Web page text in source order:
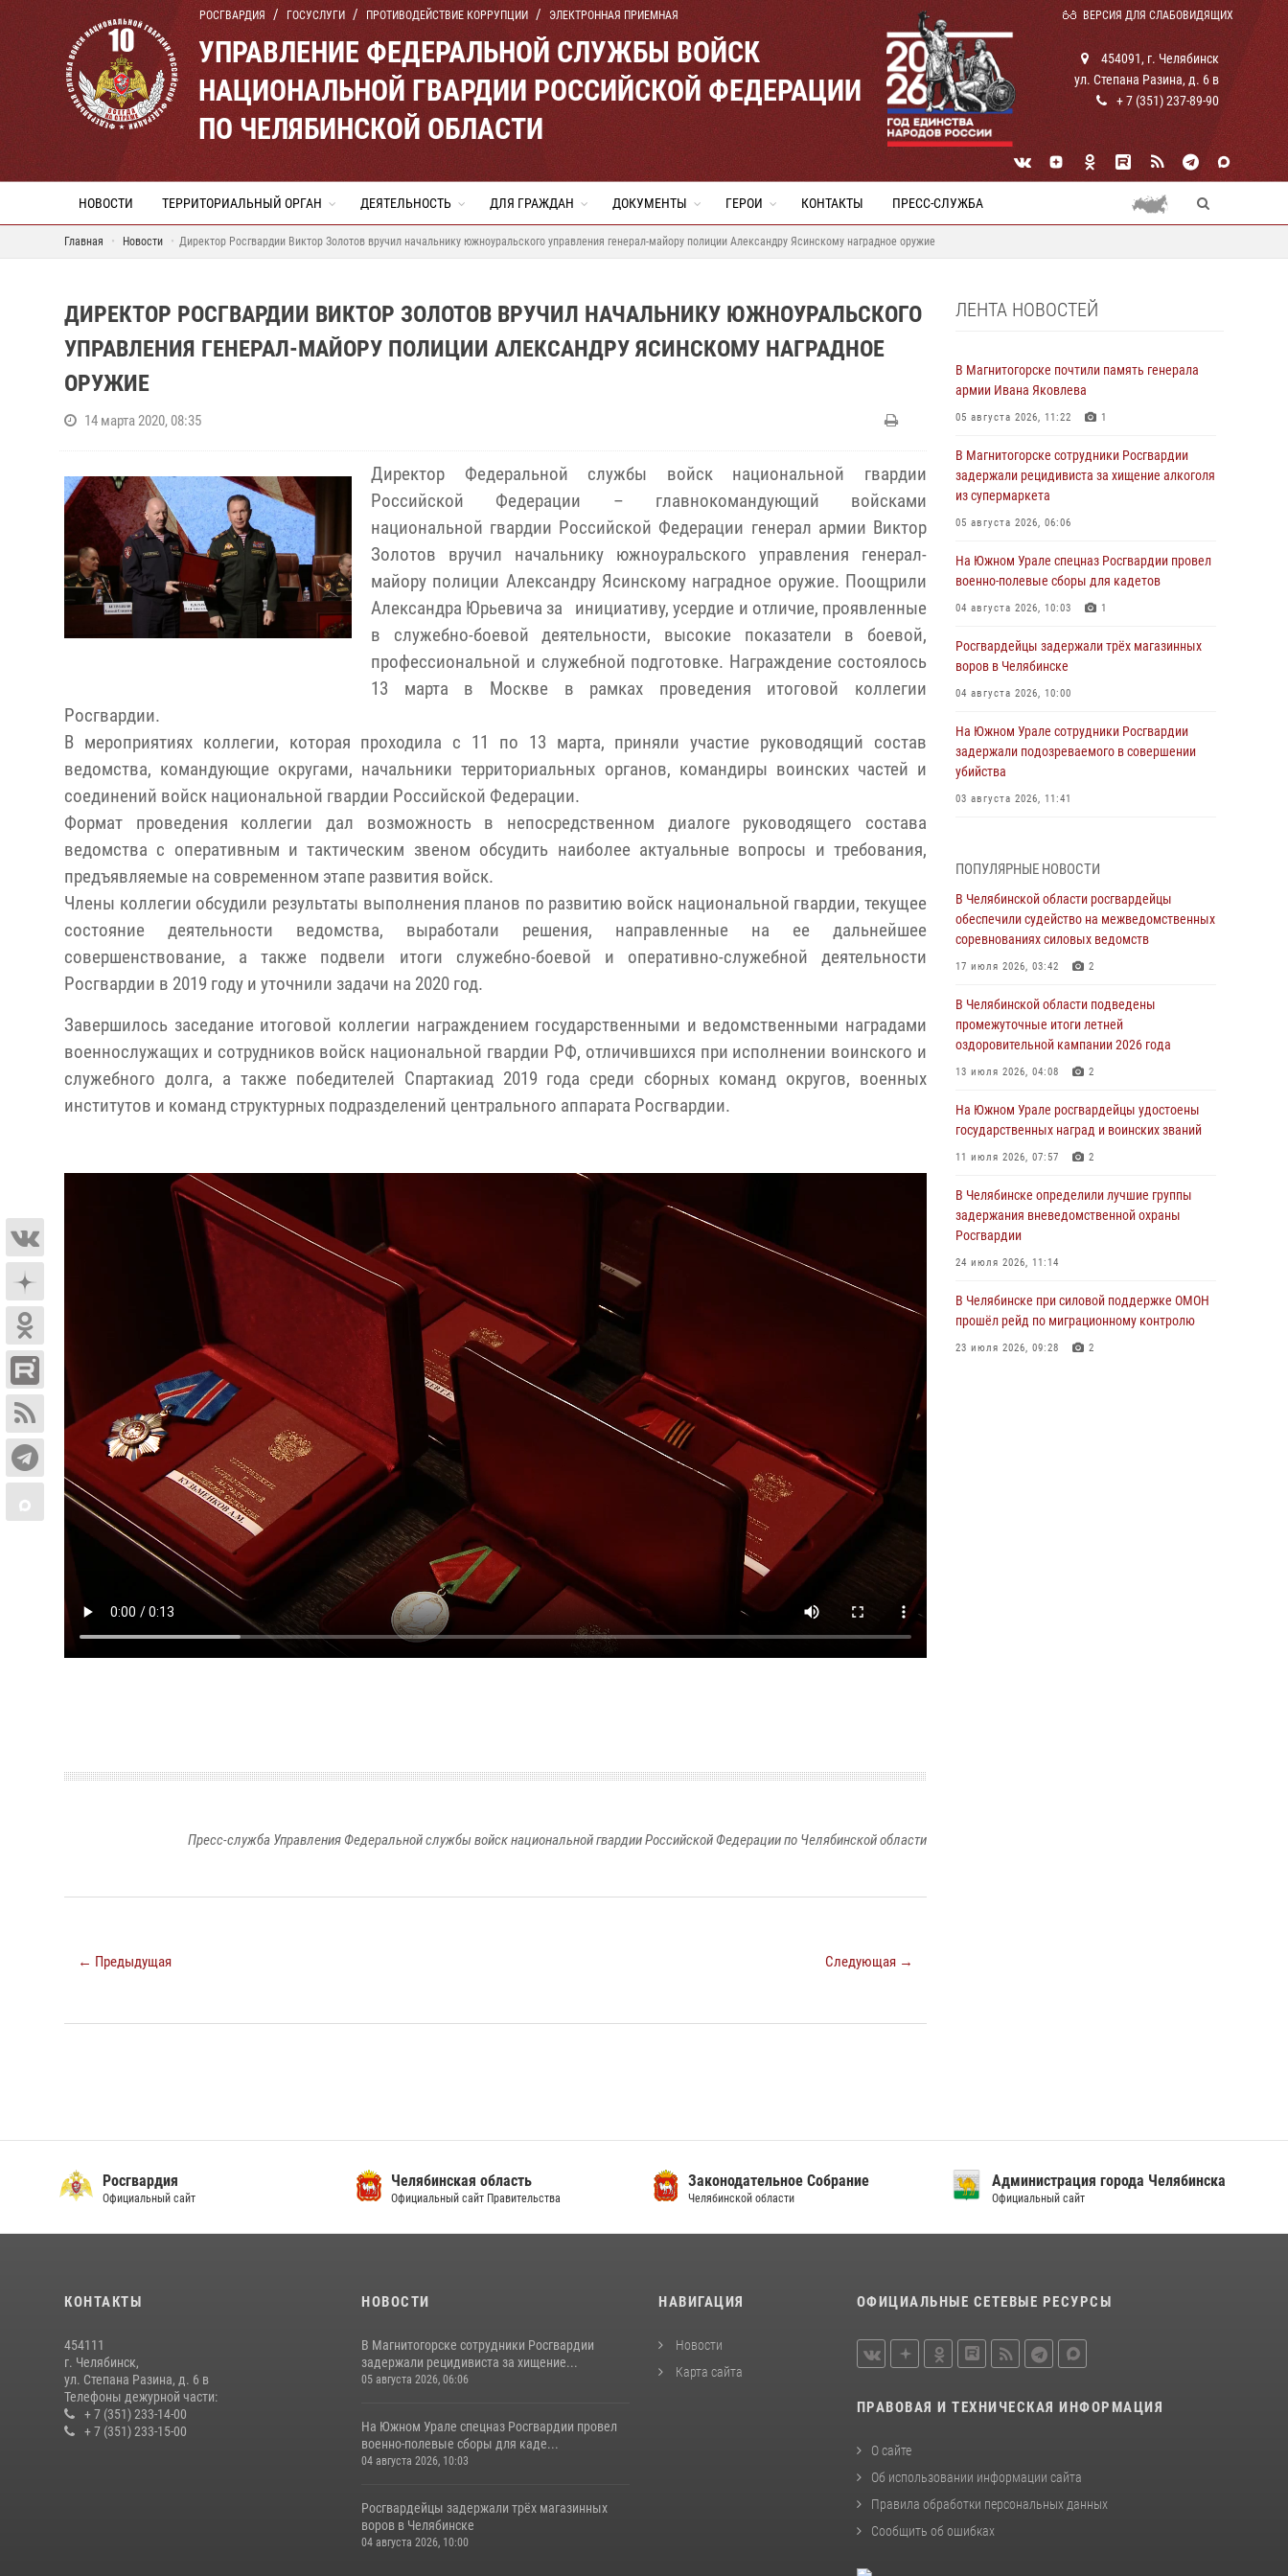
РОСГВАРДИЯ ГОСУСЛУГИ ПРОТИВОДЕЙСТВИЕ КОРРУПЦИИ ЭЛЕКТРОННАЯ ПРИЕМНАЯ ВЕРСИЯ ДЛЯ СЛАБОВИДЯЩИХ
УПРАВЛЕНИЕ ФЕДЕРАЛЬНОЙ СЛУЖБЫ ВОЙСК
НАЦИОНАЛЬНОЙ ГВАРДИИ РОССИЙСКОЙ ФЕДЕРАЦИИ
ПО ЧЕЛЯБИНСКОЙ ОБЛАСТИ
454091, г. Челябинск
ул. Степана Разина, д. 6 в
+ 7 (351) 237-89-90
НОВОСТИ ТЕРРИТОРИАЛЬНЫЙ ОРГАН ДЕЯТЕЛЬНОСТЬ ДЛЯ ГРАЖДАН ДОКУМЕНТЫ ГЕРОИ КОНТАКТЫ ПРЕСС-СЛУЖБА
Главная Новости Директор Росгвардии Виктор Золотов вручил начальнику южноуральского управления генерал-майору полиции Александру Ясинскому наградное оружие
ДИРЕКТОР РОСГВАРДИИ ВИКТОР ЗОЛОТОВ ВРУЧИЛ НАЧАЛЬНИКУ ЮЖНОУРАЛЬСКОГО
УПРАВЛЕНИЯ ГЕНЕРАЛ-МАЙОРУ ПОЛИЦИИ АЛЕКСАНДРУ ЯСИНСКОМУ НАГРАДНОЕ
ОРУЖИЕ
14 марта 2020, 08:35
Директор Федеральной службы войск национальной гвардии
Российской Федерации – главнокомандующий войсками
национальной гвардии Российской Федерации генерал армии Виктор
Золотов вручил начальнику южноуральского управления генерал-
майору полиции Александру Ясинскому наградное оружие. Поощрили
Александра Юрьевича за инициативу, усердие и отличие, проявленные
в служебно-боевой деятельности, высокие показатели в боевой,
профессиональной и служебной подготовке. Награждение состоялось
13 марта в Москве в рамках проведения итоговой коллегии
Росгвардии.
В мероприятиях коллегии, которая проходила с 11 по 13 марта, приняли участие руководящий состав
ведомства, командующие округами, начальники территориальных органов, командиры воинских частей и
соединений войск национальной гвардии Российской Федерации.
Формат проведения коллегии дал возможность в непосредственном диалоге руководящего состава
ведомства с оперативным и тактическим звеном обсудить наиболее актуальные вопросы и требования,
предъявляемые на современном этапе развития войск.
Члены коллегии обсудили результаты выполнения планов по развитию войск национальной гвардии, текущее
состояние деятельности ведомства, выработали решения, направленные на ее дальнейшее
совершенствование, а также подвели итоги служебно-боевой и оперативно-служебной деятельности
Росгвардии в 2019 году и уточнили задачи на 2020 год.
Завершилось заседание итоговой коллегии награждением государственными и ведомственными наградами
военнослужащих и сотрудников войск национальной гвардии РФ, отличившихся при исполнении воинского и
служебного долга, а также победителей Спартакиад 2019 года среди сборных команд округов, военных
институтов и команд структурных подразделений центрального аппарата Росгвардии.
Пресс-служба Управления Федеральной службы войск национальной гвардии Российской Федерации по Челябинской области
← Предыдущая Следующая →
ЛЕНТА НОВОСТЕЙ
В Магнитогорске почтили память генерала
армии Ивана Яковлева
05 августа 2026, 11:22 1
В Магнитогорске сотрудники Росгвардии
задержали рецидивиста за хищение алкоголя
из супермаркета
05 августа 2026, 06:06
На Южном Урале спецназ Росгвардии провел
военно-полевые сборы для кадетов
04 августа 2026, 10:03 1
Росгвардейцы задержали трёх магазинных
воров в Челябинске
04 августа 2026, 10:00
На Южном Урале сотрудники Росгвардии
задержали подозреваемого в совершении
убийства
03 августа 2026, 11:41
грабеже
03 августа 2026, 11:25
Росгвардейцы обеспечили безопасность
празднования Дня ВДВ на Южном Урале
Авиация Росгвардии совершила более 250
санитарных вылетов в Донецкой Народной
Республике
Росгвардия обеспечивает безопасность
граждан на южном направлении
В Уральском округе Росгвардии состоялось
заседание оперативного штаба
30 июля 2026, 10:53
ПОПУЛЯРНЫЕ НОВОСТИ
В Челябинской области росгвардейцы
обеспечили судейство на межведомственных
соревнованиях силовых ведомств
17 июля 2026, 03:42 2
В Челябинской области подведены
промежуточные итоги летней
оздоровительной кампании 2026 года
13 июля 2026, 04:08 2
На Южном Урале росгвардейцы удостоены
государственных наград и воинских званий
11 июля 2026, 07:57 2
В Челябинске определили лучшие группы
задержания вневедомственной охраны
Росгвардии
24 июля 2026, 11:14
В Челябинске при силовой поддержке ОМОН
прошёл рейд по миграционному контролю
23 июля 2026, 09:28 2
Росгвардия
Официальный сайт
Челябинская область
Официальный сайт Правительства
Законодательное Собрание
Челябинской области
Администрация города Челябинска
Официальный сайт
КОНТАКТЫ
454111
г. Челябинск,
ул. Степана Разина, д. 6 в
Телефоны дежурной части:
+ 7 (351) 233-14-00
+ 7 (351) 233-15-00
НОВОСТИ
В Магнитогорске сотрудники Росгвардии
задержали рецидивиста за хищение...
05 августа 2026, 06:06
На Южном Урале спецназ Росгвардии провел
военно-полевые сборы для каде...
04 августа 2026, 10:03
Росгвардейцы задержали трёх магазинных
воров в Челябинске
04 августа 2026, 10:00
НАВИГАЦИЯ
Новости
Карта сайта
ОФИЦИАЛЬНЫЕ СЕТЕВЫЕ РЕСУРСЫ
ПРАВОВАЯ И ТЕХНИЧЕСКАЯ ИНФОРМАЦИЯ
О сайте
Об использовании информации сайта
Правила обработки персональных данных
Сообщить об ошибках